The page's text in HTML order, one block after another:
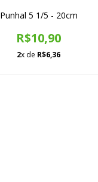
Punhal 5 1/5 - 20cm
R$10,90
2x de R$6,36